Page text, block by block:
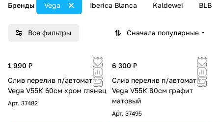
Бренды Vega Iberica Blanca Kaldewei BLB
Все фильтры Сначала популярные
1 990 ₽
Слив перелив п/автомат
Vega V55К 60см хром глянец
Арт. 37482
6 300 ₽
Слив перелив п/автомат
Vega V55К 80см графит
матовый
Арт. 37495